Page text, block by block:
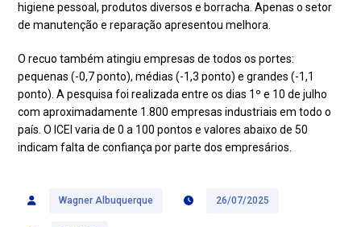
higiene pessoal, produtos diversos e borracha. Apenas o setor
de manutenção e reparação apresentou melhora.
O recuo também atingiu empresas de todos os portes:
pequenas (-0,7 ponto), médias (-1,3 ponto) e grandes (-1,1
ponto). A pesquisa foi realizada entre os dias 1º e 10 de julho
com aproximadamente 1.800 empresas industriais em todo o
país. O ICEI varia de 0 a 100 pontos e valores abaixo de 50
indicam falta de confiança por parte dos empresários.
Wagner Albuquerque 26/07/2025